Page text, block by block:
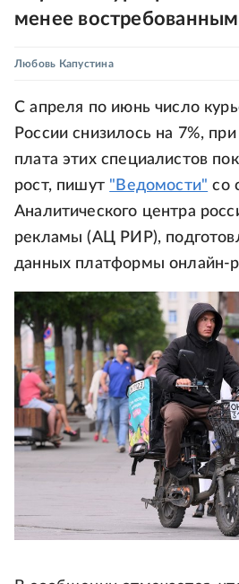
менее
Любовь Капустина
С апреля по июнь число
России снизилось на 7%,
плата этих специалистов
рост, пишут "Ведомости" со
Аналитического центра
рекламы (АЦ РИР),
данных платформы онлайн-